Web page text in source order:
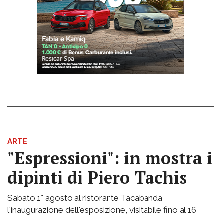
ARTE
"Espressioni": in mostra i
dipinti di Piero Tachis
Sabato 1° agosto al ristorante Tacabanda
l'inaugurazione dell'esposizione, visitabile fino al 16